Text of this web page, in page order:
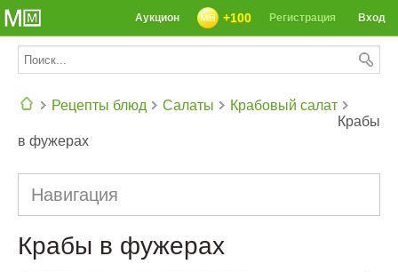
Вход
Регистрация
+100
Аукцион
Рецепты блюд Салаты
Крабовый салат
Крабы
в фужерах
Навигация
Крабы в фужерах